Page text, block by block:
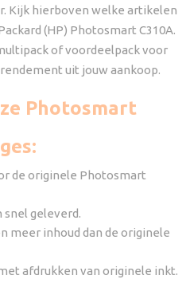
Kijk hierboven welke artikelen
(HP) Photosmart C310A.
of voordeelpack voor
uit jouw aankoop.
Photosmart
de originele Photosmart
geleverd.
meer inhoud dan de originele
afdrukken van originele inkt.